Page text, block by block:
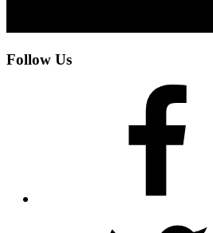
Follow Us